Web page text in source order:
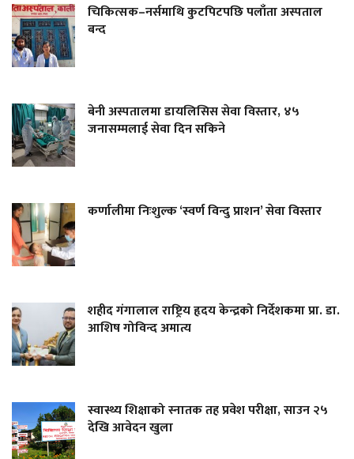
चिकित्सक–नर्समाथि कुटपिटपछि पलाँता अस्पताल
बन्द
बेनी अस्पतालमा डायलिसिस सेवा विस्तार, ४५
जनासम्मलाई सेवा दिन सकिने
कर्णालीमा निःशुल्क ‘स्वर्ण विन्दु प्राशन’ सेवा विस्तार
शहीद गंगालाल राष्ट्रिय हृदय केन्द्रको निर्देशकमा प्रा. डा.
आशिष गोविन्द अमात्य
स्वास्थ्य शिक्षाको स्नातक तह प्रवेश परीक्षा, साउन २५
देखि आवेदन खुला